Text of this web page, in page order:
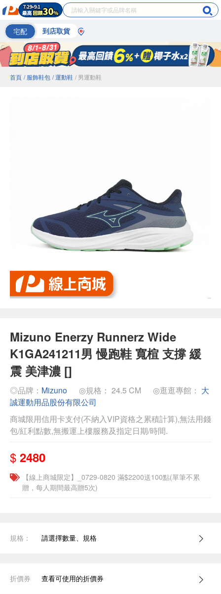
宅配 到店取貨
首頁 / 服飾鞋包 / 運動鞋 / 男運動鞋
Mizuno Enerzy Runnerz Wide
K1GA241211男 慢跑鞋 寬楦 支撐 緩
震 美津濃 []
◎品牌： Mizuno ◎規格： 24.5 CM ◎逛逛專館： 大
誠運動用品股份有限公司
商城限用信用卡支付(不納入VIP資格之累積計算),無法用錢
包/紅利點數,無搬運上樓服務及指定日期/時間.
$ 2480
【線上商城限定】_0729-0820 滿$2200送100點(單筆不累
贈，每人期間最高贈5次)
規格： 請選擇數量、規格
折價券 查看可使用的折價券